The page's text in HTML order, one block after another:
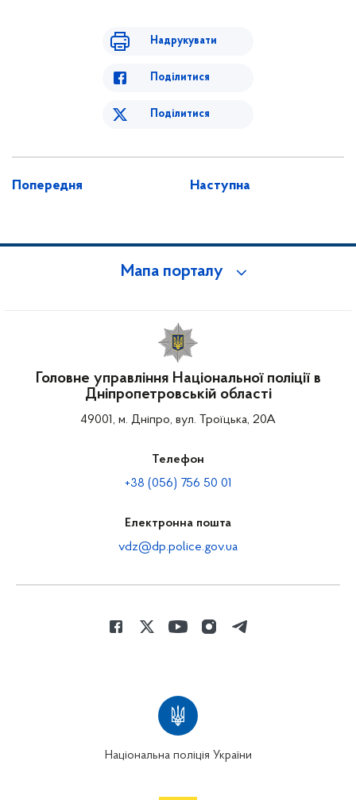
Надрукувати
Поділитися
Поділитися
Попередня Наступна
Мапа порталу
Головне управління Національної поліції в
Дніпропетровській області
49001, м. Дніпро, вул. Троїцька, 20А
Телефон
+38 (056) 756 50 01
Електронна пошта
vdz@dp.police.gov.ua
Національна поліція України